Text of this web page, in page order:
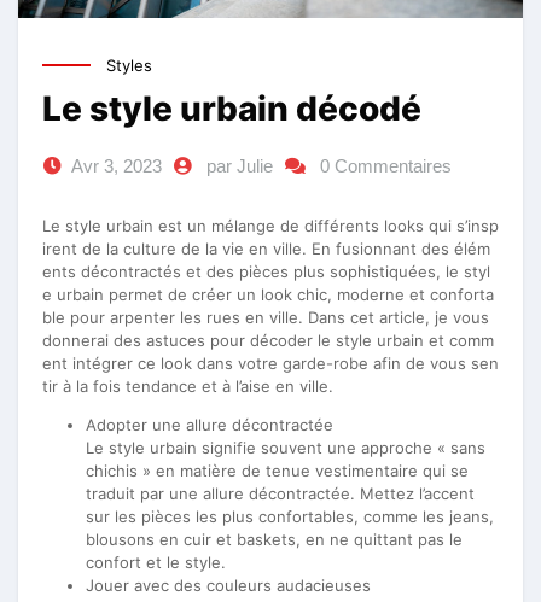
Styles
Le style urbain décodé
Avr 3, 2023 par Julie 0 Commentaires
Le style urbain est un mélange de différents looks qui s’insp
irent de la culture de la vie en ville. En fusionnant des élém
ents décontractés et des pièces plus sophistiquées, le styl
e urbain permet de créer un look chic, moderne et conforta
ble pour arpenter les rues en ville. Dans cet article, je vous
donnerai des astuces pour décoder le style urbain et comm
ent intégrer ce look dans votre garde-robe afin de vous sen
tir à la fois tendance et à l’aise en ville.
Adopter une allure décontractée
Le style urbain signifie souvent une approche « sans
chichis » en matière de tenue vestimentaire qui se
traduit par une allure décontractée. Mettez l’accent
sur les pièces les plus confortables, comme les jeans,
blousons en cuir et baskets, en ne quittant pas le
confort et le style.
Jouer avec des couleurs audacieuses